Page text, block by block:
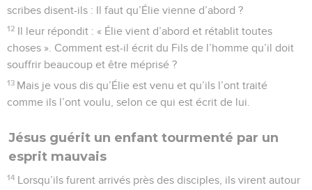
scribes disent-ils : Il faut qu’Élie vienne d’abord ?
12 Il leur répondit : « Élie vient d’abord et rétablit toutes
choses ». Comment est-il écrit du Fils de l’homme qu’il doit
souffrir beaucoup et être méprisé ?
13 Mais je vous dis qu’Élie est venu et qu’ils l’ont traité
comme ils l’ont voulu, selon ce qui est écrit de lui.
Jésus guérit un enfant tourmenté par un
esprit mauvais
14 Lorsqu’ils furent arrivés près des disciples, ils virent autour